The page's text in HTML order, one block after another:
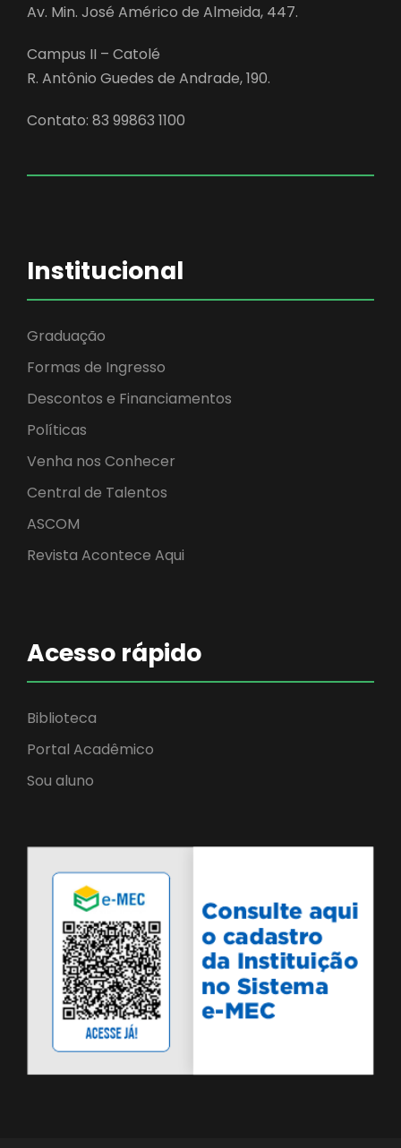
Av. Min. José Américo de Almeida, 447.
Campus II – Catolé
R. Antônio Guedes de Andrade, 190.
Contato: 83 99863 1100
Institucional
Graduação
Formas de Ingresso
Descontos e Financiamentos
Políticas
Venha nos Conhecer
Central de Talentos
ASCOM
Revista Acontece Aqui
Acesso rápido
Biblioteca
Portal Acadêmico
Sou aluno